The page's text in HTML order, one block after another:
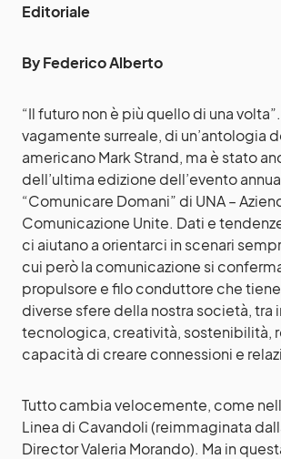
Editoriale
By Federico Alberto
“Il futuro non è più quello di una
vagamente surreale, di un’antologia
americano Mark Strand, ma è stato
dell’ultima edizione dell’evento
“Comunicare Domani” di UNA –
Comunicazione Unite. Dati e
ci aiutano a orientarci in scenari
cui però la comunicazione si
propulsore e filo conduttore che
diverse sfere della nostra società, tra
tecnologica, creatività, sostenibilità,
capacità di creare connessioni e
Tutto cambia velocemente, come
Linea di Cavandoli (reimmaginata
Director Valeria Morando). Ma in